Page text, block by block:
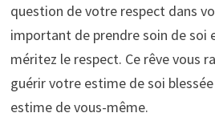
question de votre respect dans
important de prendre soin de soi
méritez le respect. Ce rêve vous
guérir votre estime de soi
estime de vous-même.